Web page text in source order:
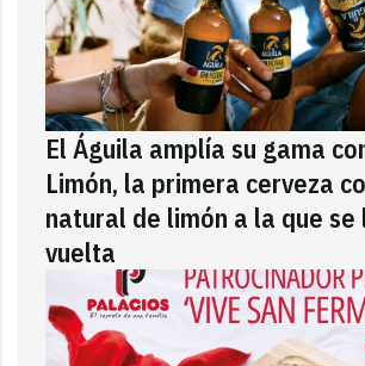
El Águila amplía su gama
Limón, la primera cerveza
natural de limón a la que se
vuelta